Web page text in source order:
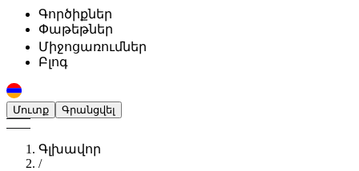
Գործիքներ
Փաթեթներ
Միջոցառումներ
Բլոգ
Մուտք Գրանցվել
Գլխավոր
/